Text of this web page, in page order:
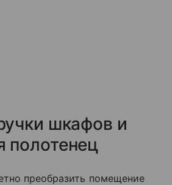
шкафов и
полотенец
преобразить помещение